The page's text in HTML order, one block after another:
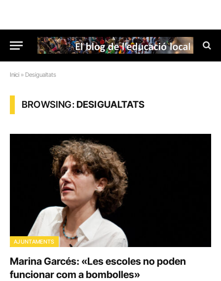
Inici » Desigualtats
BROWSING:DESIGUALTATS
AJUNTAMENTS
Marina Garcés: «Les escoles no poden
funcionar com a bombolles»